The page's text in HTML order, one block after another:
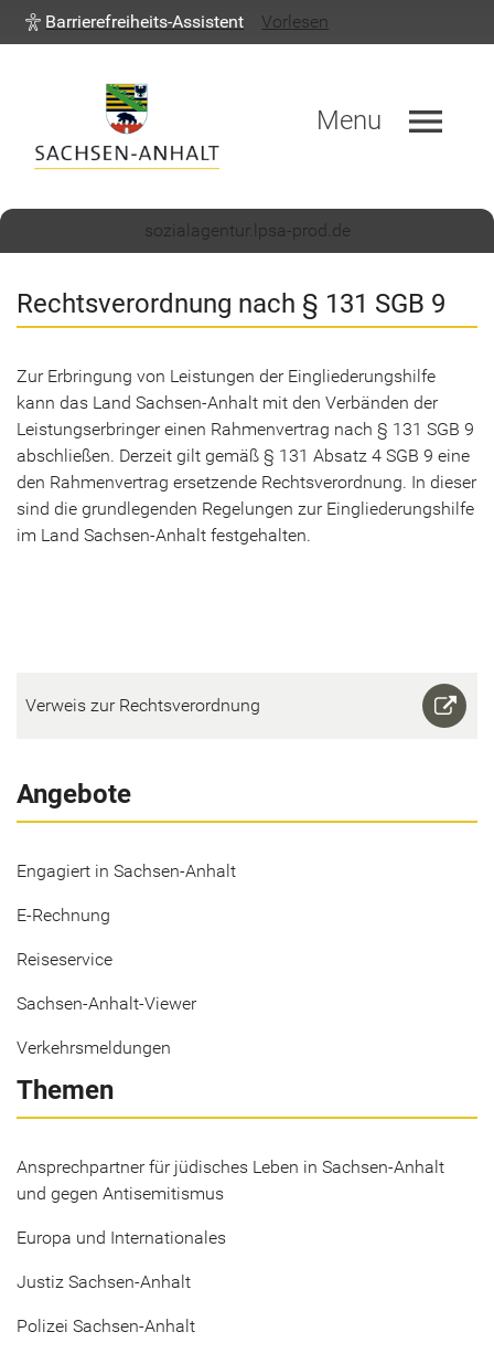
Menu menu
Barrierefreiheits-Assistent Vorlesen
sozialagentur.lpsa-prod.de
Rechts­ver­ord­nung nach § 131 SGB 9
Zur Er­brin­gung von Leis­tun­gen der Ein­glie­de­rungs­hil­fe
kann das Land Sachsen-​Anhalt mit den Ver­bän­den der
Leis­tungs­er­brin­ger einen Rah­men­ver­trag nach § 131 SGB 9
ab­schlie­ßen. Der­zeit gilt gemäß § 131 Ab­satz 4 SGB 9 eine
den Rah­men­ver­trag er­set­zen­de Rechts­ver­ord­nung. In die­ser
sind die grund­le­gen­den Re­ge­lun­gen zur Ein­glie­de­rungs­hil­fe
im Land Sachsen-​Anhalt fest­ge­hal­ten.
Ver­weis zur Rechts­ver­ord­nung
Angebote
Engagiert in Sachsen-Anhalt
E-Rechnung
Reiseservice
Sachsen-Anhalt-Viewer
Verkehrsmeldungen
Themen
Ansprechpartner für jüdisches Leben in Sachsen-Anhalt
und gegen Antisemitismus
Europa und Internationales
Justiz Sachsen-Anhalt
Polizei Sachsen-Anhalt